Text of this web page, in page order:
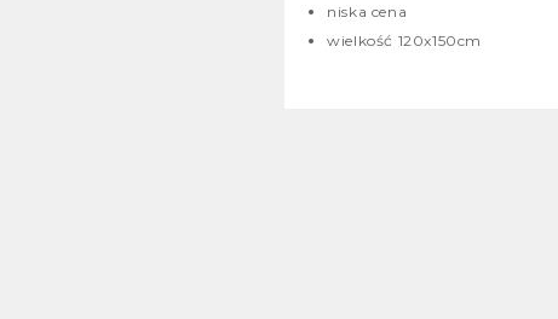
niska cena
wielkość 120x150cm